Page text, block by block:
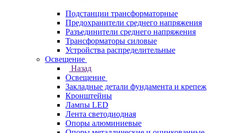
Подстанции трансформаторные
Предохранители среднего напряжения
Разъединители среднего напряжения
Трансформаторы силовые
Устройства распределительные
Освещение
Назад
Освещение
Закладные детали фундамента и крепеж
Кронштейны
Лампы LED
Лента светодиодная
Опоры алюминиевые